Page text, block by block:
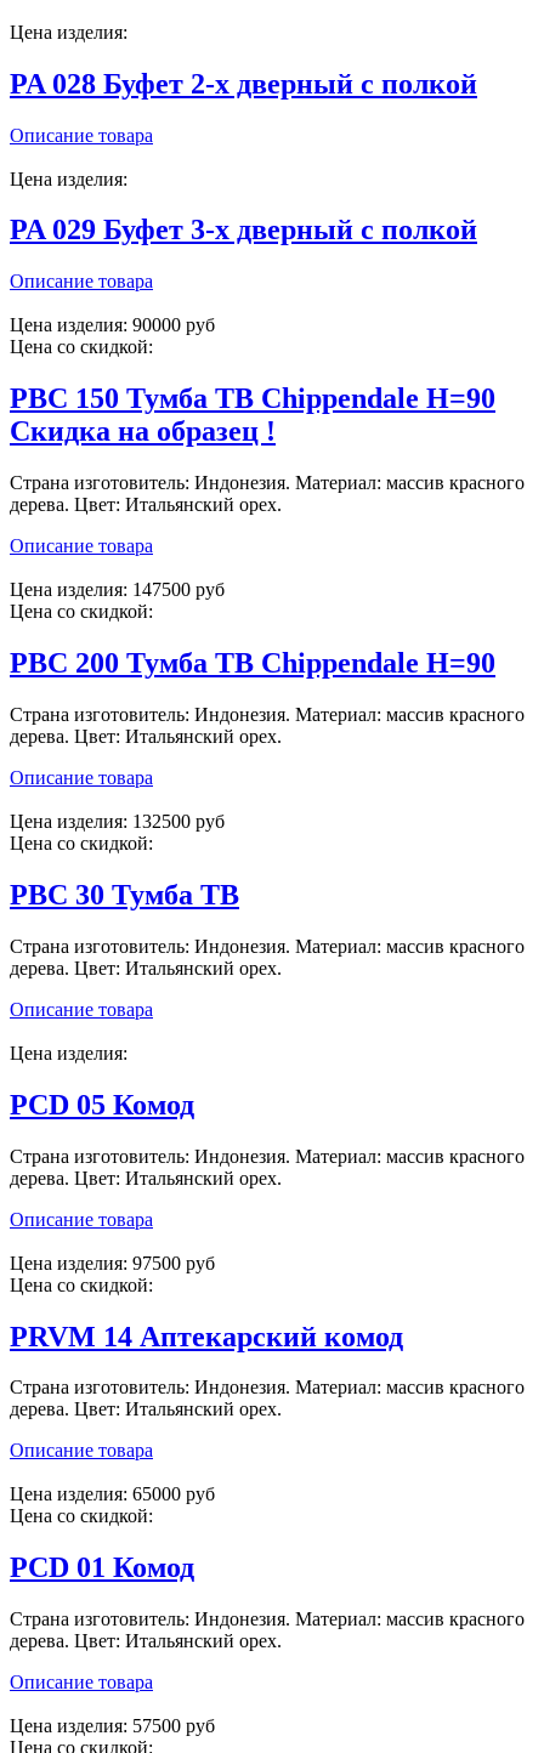
Цена изделия:
PA 028 Буфет 2-х дверный с полкой
Описание товара
Цена изделия:
PA 029 Буфет 3-х дверный с полкой
Описание товара
Цена изделия: 90000 руб
Цена со скидкой:
PBC 150 Тумба ТВ Chippendale H=90
Скидка на образец !
Страна изготовитель: Индонезия. Материал: массив красного
дерева. Цвет: Итальянский орех.
Описание товара
Цена изделия: 147500 руб
Цена со скидкой:
PBC 200 Тумба ТВ Chippendale H=90
Страна изготовитель: Индонезия. Материал: массив красного
дерева. Цвет: Итальянский орех.
Описание товара
Цена изделия: 132500 руб
Цена со скидкой:
PBC 30 Тумба ТВ
Страна изготовитель: Индонезия. Материал: массив красного
дерева. Цвет: Итальянский орех.
Описание товара
Цена изделия:
PCD 05 Комод
Страна изготовитель: Индонезия. Материал: массив красного
дерева. Цвет: Итальянский орех.
Описание товара
Цена изделия: 97500 руб
Цена со скидкой:
PRVM 14 Аптекарский комод
Страна изготовитель: Индонезия. Материал: массив красного
дерева. Цвет: Итальянский орех.
Описание товара
Цена изделия: 65000 руб
Цена со скидкой:
PCD 01 Комод
Страна изготовитель: Индонезия. Материал: массив красного
дерева. Цвет: Итальянский орех.
Описание товара
Цена изделия: 57500 руб
Цена со скидкой: